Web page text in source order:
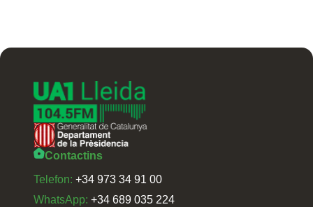
Contactins
Telefon: +34 973 34 91 00
WhatsApp: +34 689 035 224